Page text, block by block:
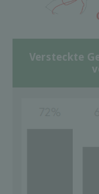
Versteckte